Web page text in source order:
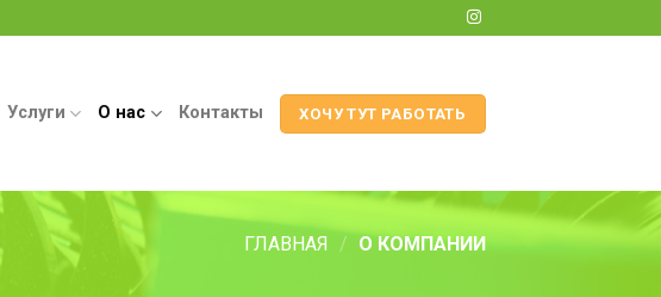
Услуги О нас Контакты ХОЧУ ТУТ РАБОТАТЬ
ГЛАВНАЯ / О КОМПАНИИ